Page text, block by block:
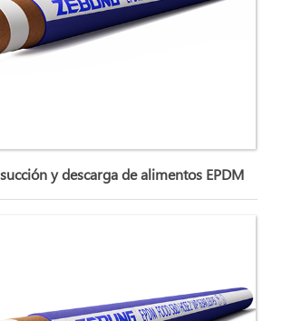
y descarga de alimentos EPDM